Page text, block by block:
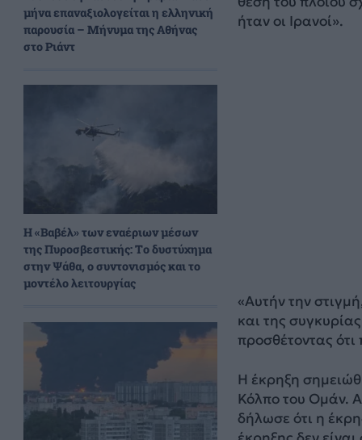
μήνα επαναξιολογείται η ελληνική
παρουσία – Μήνυμα της Αθήνας
στο Ριάντ
H «Βαβέλ» των εναέριων μέσων
της Πυροσβεστικής: Το δυστύχημα
στην Ψάθα, ο συντονισμός και το
μοντέλο λειτουργίας
ήταν οι Ιρανοί».
«Αυτήν την
και της
προσθέτοντας ότι
Η έκρηξη
Κόλπο του Ομάν.
δήλωσε ότι η